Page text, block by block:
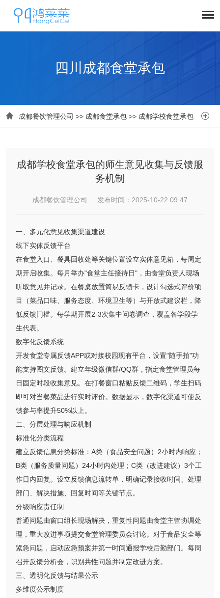
四川成都食堂承包
 成都餐饮管理公司 >> 成都食堂承包 >> 成都学校食堂承包 
成都学校食堂承包的师生意见收集与反馈服
务机制
成都餐饮管理公司 发布时间：2025-10-22 09:47
一、多元化意见收集渠道建设
线下实体反馈平台
在食堂入口、餐具回收处等关键位置设立实体意见箱，每周定
期开启收集。每月举办"食堂主任接待日"，由食堂负责人现场
听取意见并记录。在餐桌放置简易反馈卡，设计勾选式评价项
目（菜品口味、服务态度、环境卫生等）与开放式建议栏，降
低反馈门槛。每学期开展2-3次集中问卷调查，覆盖各学段学
生代表。
数字化反馈系统
开发食堂专属反馈APP或对接校园现有平台，设置"随手拍"功
能支持图文反馈。建立年级微信群/QQ群，指定食堂管理员每
日固定时段收集意见。在打餐窗口粘贴反馈二维码，学生扫码
即可对当餐菜品进行实时评价。数据显示，数字化渠道可使反
馈参与率提升50%以上。
二、分层处理与响应机制
标准化分类流程
建立反馈信息分类标准：A类（食品安全问题）2小时内响应；
B类（服务质量问题）24小时内处理；C类（改进建议）3个工
作日内回复。设立反馈信息流转单，明确记录接收时间、处理
部门、解决措施、回复时间等关键节点。
分级响应责任制
普通问题由窗口组长现场解决，重复性问题由食堂主管协调处
理，重大改进事项提交食堂管理委员会讨论。对于食品安全等
紧急问题，启动应急预案并第一时间通报学校后勤部门。每周
召开反馈分析会，识别共性问题并制定改进方案。
三、透明化反馈与结果公示
多维度公示制度